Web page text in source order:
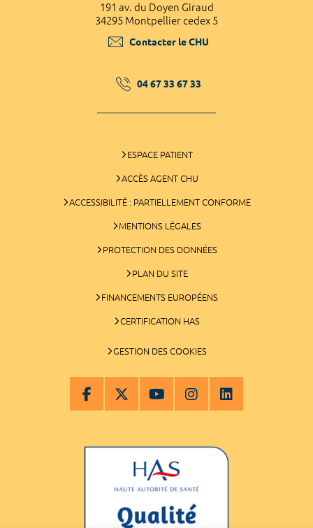
191 av. du Doyen Giraud
34295 Montpellier cedex 5
Contacter le CHU
04 67 33 67 33
ESPACE PATIENT
ACCÈS AGENT CHU
ACCESSIBILITÉ : PARTIELLEMENT CONFORME
MENTIONS LÉGALES
PROTECTION DES DONNÉES
PLAN DU SITE
FINANCEMENTS EUROPÉENS
CERTIFICATION HAS
GESTION DES COOKIES